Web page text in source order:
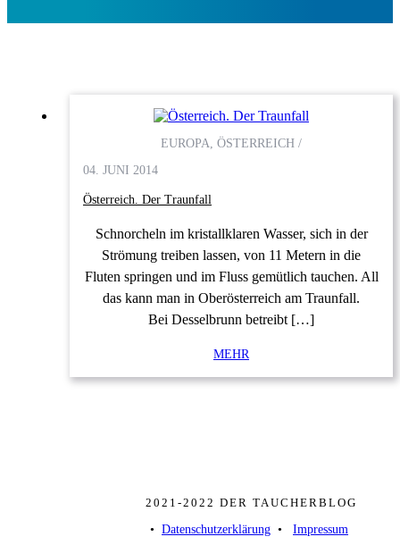
EUROPA, ÖSTERREICH /
04. JUNI 2014
Österreich. Der Traunfall
Schnorcheln im kristallklaren Wasser, sich in der
Strömung treiben lassen, von 11 Metern in die
Fluten springen und im Fluss gemütlich tauchen. All
das kann man in Oberösterreich am Traunfall.
Bei Desselbrunn betreibt […]
MEHR
2021-2022 DER TAUCHERBLOG
• ­Datenschutzerklärung ­ • ­Impressum